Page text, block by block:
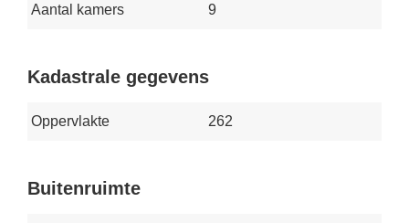
Aantal kamers 9
Kadastrale gegevens
Oppervlakte 262
Buitenruimte